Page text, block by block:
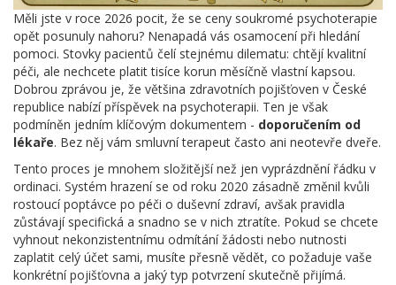
Měli jste v roce 2026 pocit, že se ceny soukromé psychoterapie
opět posunuly nahoru? Nenapadá vás osamocení při hledání
pomoci. Stovky pacientů čelí stejnému dilematu: chtějí kvalitní
péči, ale nechcete platit tisíce korun měsíčně vlastní kapsou.
Dobrou zprávou je, že většina zdravotních pojišťoven v České
republice nabízí příspěvek na psychoterapii. Ten je však
podmíněn jedním klíčovým dokumentem - doporučením od
lékaře. Bez něj vám smluvní terapeut často ani neotevře dveře.
Tento proces je mnohem složitější než jen vyprázdnění řádku v
ordinaci. Systém hrazení se od roku 2020 zásadně změnil kvůli
rostoucí poptávce po péči o duševní zdraví, avšak pravidla
zůstávají specifická a snadno se v nich ztratíte. Pokud se chcete
vyhnout nekonzistentnímu odmítání žádosti nebo nutnosti
zaplatit celý účet sami, musíte přesně vědět, co požaduje vaše
konkrétní pojišťovna a jaký typ potvrzení skutečně přijímá.